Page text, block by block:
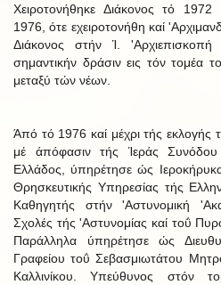
Χειροτονήθηκε Διάκονος τό
1976, ότε εχειροτονήθη καί
Διάκονος στήν Ί.
σημαντικήν δράσιν εις τόν τομέα
μεταξύ τών νέων.
Άπό τό 1976 καί μέχρι τής εκλογής
μέ άπόφασιν τής Ίεράς
Ελλάδος, ύπηρέτησε ώς
Θρησκευτικής Υπηρεσίας τής
Καθηγητής στήν 'Αστυνομική
Σχολές τής 'Αστυνομίας καί τοΰ
Παράλληλα ύπηρέτησε ώς
Γραφείου τοΰ Σεβασμιωτάτου
Καλλινίκου. Υπεύθυνος στόν